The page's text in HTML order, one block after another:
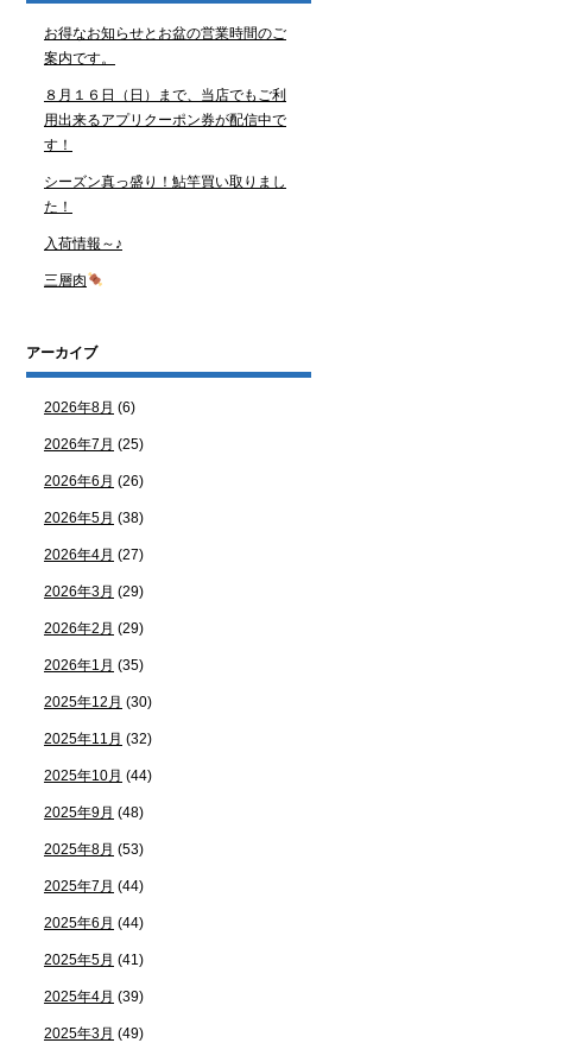
お得なお知らせとお盆の営業時間のご
案内です。
８月１６日（日）まで、当店でもご利
用出来るアプリクーポン券が配信中で
す！
シーズン真っ盛り！鮎竿買い取りまし
た！
入荷情報～♪
三層肉
アーカイブ
2026年8月 (6)
2026年7月 (25)
2026年6月 (26)
2026年5月 (38)
2026年4月 (27)
2026年3月 (29)
2026年2月 (29)
2026年1月 (35)
2025年12月 (30)
2025年11月 (32)
2025年10月 (44)
2025年9月 (48)
2025年8月 (53)
2025年7月 (44)
2025年6月 (44)
2025年5月 (41)
2025年4月 (39)
2025年3月 (49)